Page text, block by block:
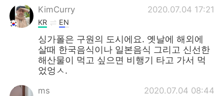
KimCurry 2020.07.04 17:21
KR EN
싱가폴은 구원의 도시에요. 옛날에 해외에
살때 한국음식이나 일본음식 그리고 신선한
해산물이 먹고 싶으면 비행기 타고 가서 먹
었엉ㅅ.
ms 2020.07.04 08:44